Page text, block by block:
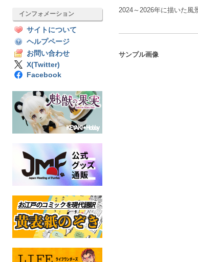
インフォメーション
サイトについて
ヘルプページ
お問い合わせ
X(Twitter)
Facebook
2024～2026年に描いた風
サンプル画像